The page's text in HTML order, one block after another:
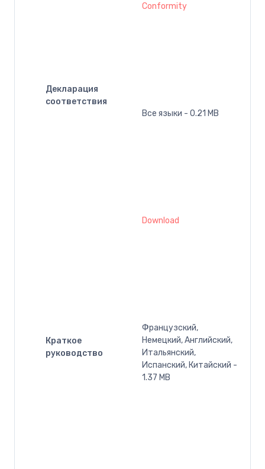
Декларация
соответствия
Conformity
Все языки - 0.21 MB
Краткое
руководство
Download
Французский,
Немецкий, Английский,
Итальянский,
Испанский, Китайский -
1.37 MB